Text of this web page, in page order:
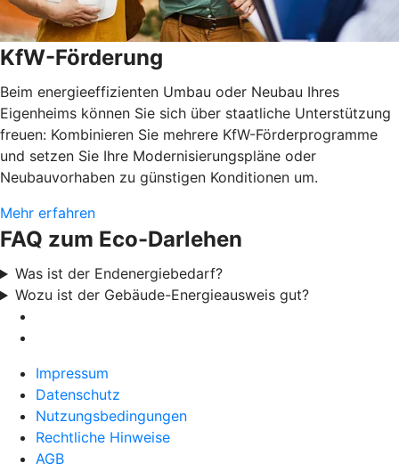
KfW-Förderung
Beim energieeffizienten Umbau oder Neubau Ihres
Eigenheims können Sie sich über staatliche Unterstützung
freuen: Kombinieren Sie mehrere KfW-Förderprogramme
und setzen Sie Ihre Modernisierungspläne oder
Neubauvorhaben zu günstigen Konditionen um.
Mehr erfahren
FAQ zum Eco-Darlehen
Was ist der Endenergiebedarf?
Wozu ist der Gebäude-Energieausweis gut?
Impressum
Datenschutz
Nutzungsbedingungen
Rechtliche Hinweise
AGB